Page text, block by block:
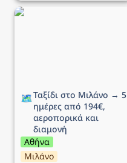
Ταξίδι στο Μιλάνο → 5
🗺️Ταξίδι στο Μιλάνο → 5
ημέρες από 194€,
αεροπορικά και
διαμονή
Αθήνα
Μιλάνο